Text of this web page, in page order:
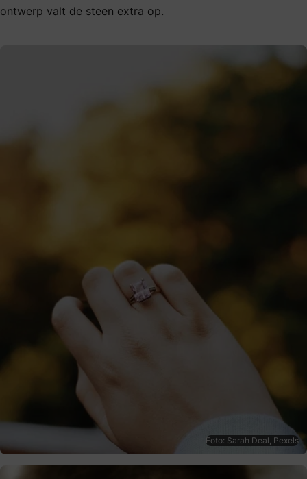
ontwerp valt de steen extra op.
Foto: Sarah Deal, Pexels